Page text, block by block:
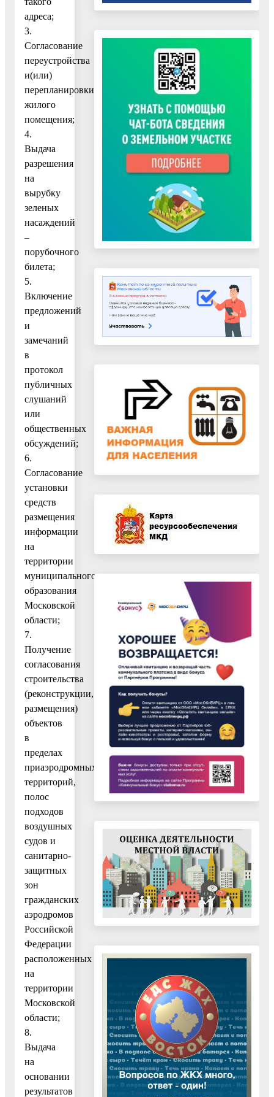
адреса;
3.
Согласование
переустройства
и(или)
перепланировки
жилого
помещения;
4.
Выдача
разрешения
на
вырубку
зеленых
насаждений
–
порубочного
билета;
5.
Включение
предложений
и
замечаний
в
протокол
публичных
слушаний
или
общественных
обсуждений;
6.
Согласование
установки
средств
размещения
информации
на
территории
муниципального
образования
Московской
области;
7.
Получение
согласования
строительства
(реконструкции,
размещения)
объектов
в
пределах
приаэродромных
территорий,
полос
подходов
воздушных
судов и
санитарно-
защитных
зон
гражданских
аэродромов
Российской
Федерации
расположенных
на
территории
Московской
области;
8.
Выдача
на
основании
результатов